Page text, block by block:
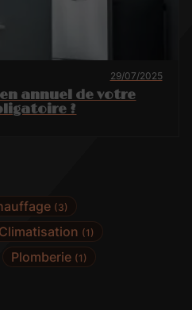
(3)
Climatisation (1)
Plomberie (1)
29/07/2025
annuel de votre
?